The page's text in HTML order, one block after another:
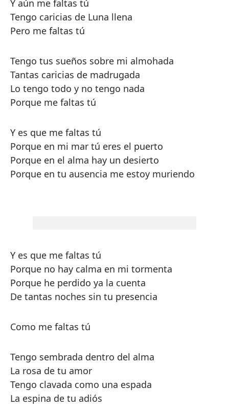
Y aún me faltas tú
Tengo caricias de Luna llena
Pero me faltas tú
Tengo tus sueños sobre mi almohada
Tantas caricias de madrugada
Lo tengo todo y no tengo nada
Porque me faltas tú
Y es que me faltas tú
Porque en mi mar tú eres el puerto
Porque en el alma hay un desierto
Porque en tu ausencia me estoy muriendo
Y es que me faltas tú
Porque no hay calma en mi tormenta
Porque he perdido ya la cuenta
De tantas noches sin tu presencia
Como me faltas tú
Tengo sembrada dentro del alma
La rosa de tu amor
Tengo clavada como una espada
La espina de tu adiós